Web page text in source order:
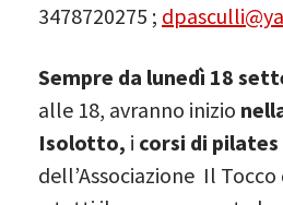
3478720275 ;
Sempre da lunedì 18
alle 18, avranno inizio
Isolotto, i corsi di pilates
dell’Associazione Il